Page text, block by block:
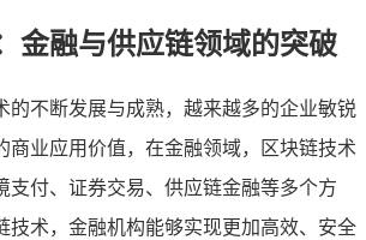
金融与供应链领域的突破
的不断发展与成熟，越来越多的企业敏锐
商业应用价值，在金融领域，区块链技术
支付、证券交易、供应链金融等多个方
技术，金融机构能够实现更加高效、安全